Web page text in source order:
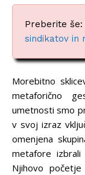
Preberite še:
sindikatov in
Morebitno
metaforično
umetnosti smo
v svoj izraz
omenjena
metafore
Njihovo